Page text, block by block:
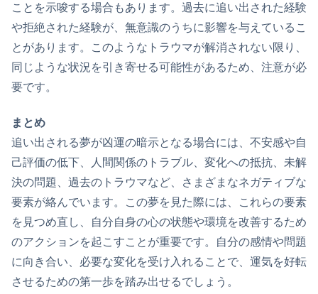
ことを示唆する場合もあります。過去に追い出された経験
や拒絶された経験が、無意識のうちに影響を与えているこ
とがあります。このようなトラウマが解消されない限り、
同じような状況を引き寄せる可能性があるため、注意が必
要です。
まとめ
追い出される夢が凶運の暗示となる場合には、不安感や自
己評価の低下、人間関係のトラブル、変化への抵抗、未解
決の問題、過去のトラウマなど、さまざまなネガティブな
要素が絡んでいます。この夢を見た際には、これらの要素
を見つめ直し、自分自身の心の状態や環境を改善するため
のアクションを起こすことが重要です。自分の感情や問題
に向き合い、必要な変化を受け入れることで、運気を好転
させるための第一歩を踏み出せるでしょう。